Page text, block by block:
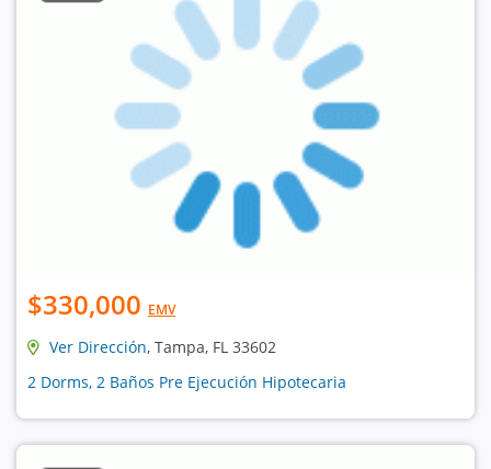
$330,000 EMV
Ver Dirección, Tampa, FL 33602
2 Dorms, 2 Baños Pre Ejecución Hipotecaria